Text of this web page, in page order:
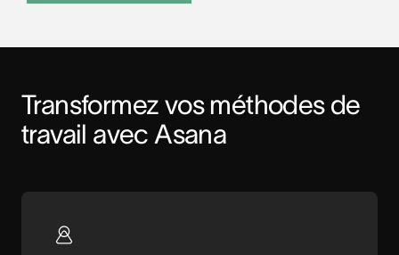
Transformez vos méthodes de
travail avec Asana